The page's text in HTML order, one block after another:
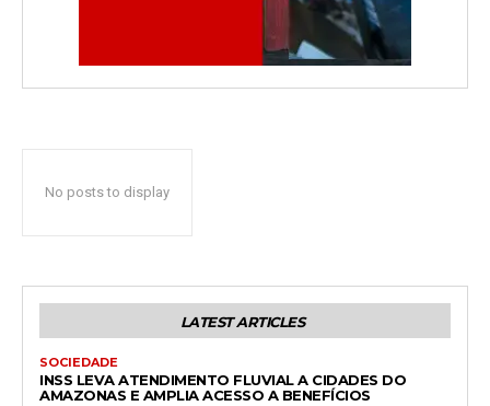
No posts to display
LATEST ARTICLES
SOCIEDADE
INSS LEVA ATENDIMENTO FLUVIAL A CIDADES DO
AMAZONAS E AMPLIA ACESSO A BENEFÍCIOS